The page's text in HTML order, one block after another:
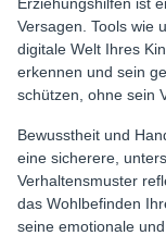
Versagen. Tools wie
digitale Welt Ihres
erkennen und sein
schützen, ohne sein
Bewusstheit und
eine sicherere,
Verhaltensmuster
das Wohlbefinden
seine emotionale